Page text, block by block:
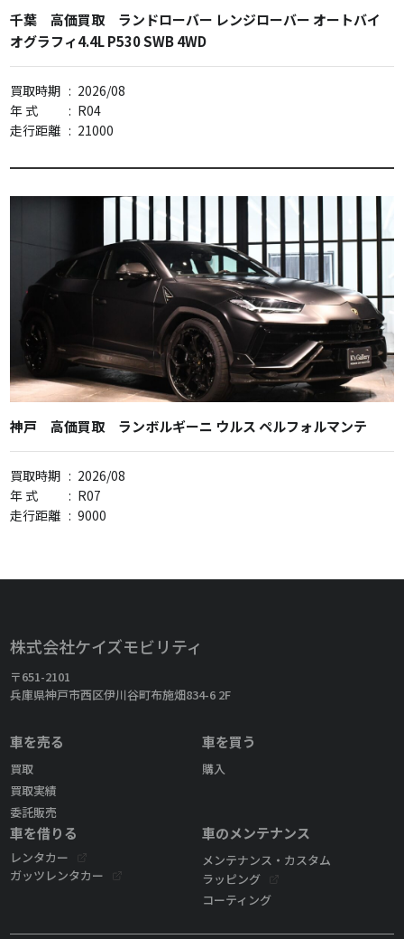
千葉 高価買取 ランドローバー レンジローバー オートバイ
オグラフィ4.4L P530 SWB 4WD
買取時期 : 2026/08
年 式
: R04
走行距離 : 21000
神戸 高価買取 ランボルギーニ ウルス ペルフォルマンテ
買取時期 : 2026/08
年 式
: R07
走行距離 : 9000
株式会社ケイズモビリティ
〒651-2101
兵庫県神戸市西区伊川谷町布施畑834-6 2F
車を売る
買取
買取実績
委託販売
車を買う
購入
車を借りる
レンタカー
ガッツレンタカー
車のメンテナンス
メンテナンス・カスタム
ラッピング
コーティング